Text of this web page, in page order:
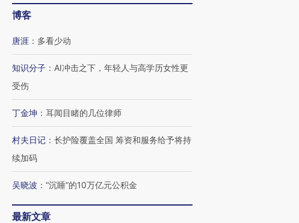
博客
唐涯 ： 多看少动
知识分子 ： AI冲击之下，年轻人与高学历女性更
受伤
丁金坤 ： 耳闻目睹的几位律师
村夫日记 ： 长护险覆盖全国 筹资和服务给予将持
续加码
吴晓波 ： “沉睡”的10万亿元公积金
最新文章